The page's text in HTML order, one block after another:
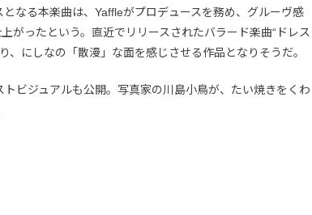
なる本楽曲は、Yaffleがプロデュースを務め、グルーヴ感
がったという。直近でリリースされたバラード楽曲“ドレス
、にしなの「散漫」な面を感じさせる作品となりそうだ。
トビジュアルも公開。写真家の川島小鳥が、たい焼きをくわ